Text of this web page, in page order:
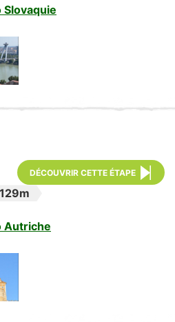
DÉCOUVRIR CETTE ÉTAPE
Autriche